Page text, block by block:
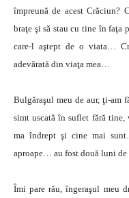
împreună de acest Crăciun?
braţe şi să stau cu tine în
care-l aştept de o viata…
adevărată din viaţa mea…
Bulgăraşul meu de aur, ţi-
simt uscată în suflet fără
ma îndrept şi cine mai
aproape… au fost două luni
Îmi pare rău, îngeraşul meu